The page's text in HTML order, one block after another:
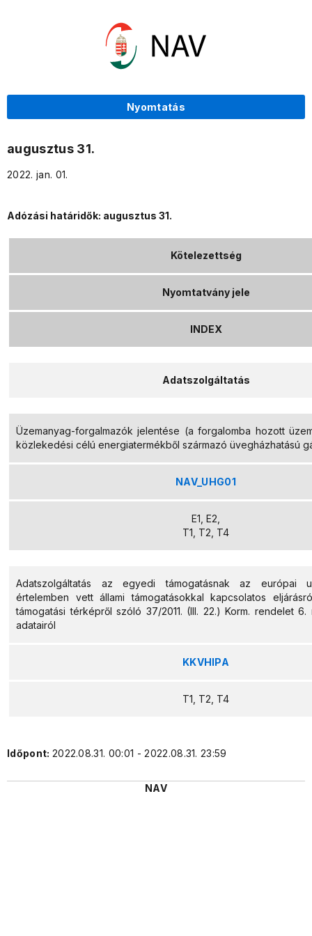
Nyomtatás
augusztus 31.
2022. jan. 01.
Adózási határidők: augusztus 31.
Kötelezettség
Nyomtatvány jele
INDEX
Adatszolgáltatás
Üzemanyag-forgalmazók jelentése (a forgalomba hozott
közlekedési célú energiatermékből származó üvegházhatású
NAV_UHG01
E1, E2,
T1, T2, T4
Adatszolgáltatás az egyedi támogatásnak az európai
értelemben vett állami támogatásokkal kapcsolatos
támogatási térképről szóló 37/2011. (III. 22.) Korm. rendelet
adatairól
KKVHIPA
T1, T2, T4
Időpont: 2022.08.31. 00:01 - 2022.08.31. 23:59
NAV